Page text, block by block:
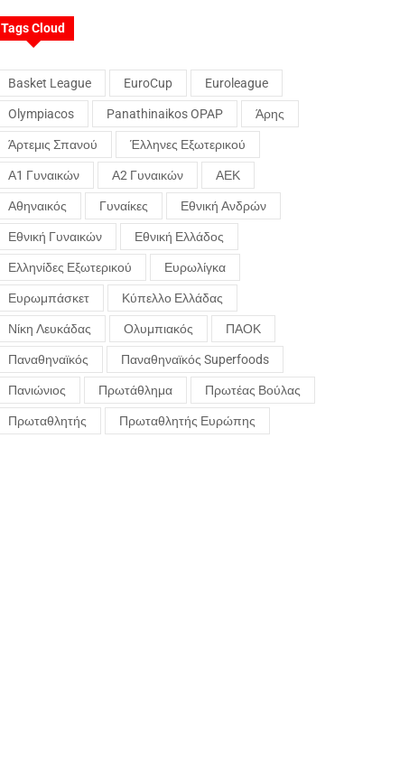
Tags Cloud
Basket League EuroCup Euroleague
Olympiacos Panathinaikos OPAP Άρης
Άρτεμις Σπανού Έλληνες Εξωτερικού
Α1 Γυναικών Α2 Γυναικών ΑΕΚ
Αθηναικός Γυναίκες Εθνική Ανδρών
Εθνική Γυναικών Εθνική Ελλάδος
Ελληνίδες Εξωτερικού Ευρωλίγκα
Ευρωμπάσκετ Κύπελλο Ελλάδας
Νίκη Λευκάδας Ολυμπιακός ΠΑΟΚ
Παναθηναϊκός Παναθηναϊκός Superfoods
Πανιώνιος Πρωτάθλημα Πρωτέας Βούλας
Πρωταθλητής Πρωταθλητής Ευρώπης